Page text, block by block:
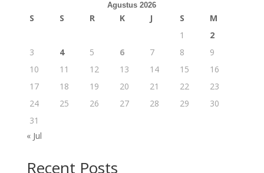
Agustus 2026
S S R K J S
M
1
2
3
4 5 6 7 8
9
10
11 12 13 14 15
16
17
18 19 20 21 22
23
24
25 26 27 28 29
30
31
« Jul
Recent Posts